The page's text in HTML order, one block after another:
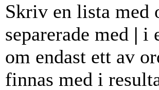
Skriv en lista med
separerade med | i
om endast ett av
finnas med i